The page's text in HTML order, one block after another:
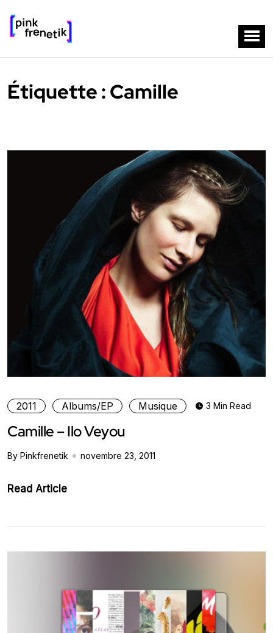
Étiquette :Camille
2011 Albums/EP Musique 3 Min Read
Camille – Ilo Veyou
By Pinkfrenetik novembre 23, 2011
Read Article